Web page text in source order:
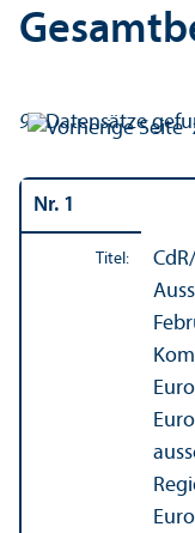
91Datensätze
Nr. 1
Titel: CdR/